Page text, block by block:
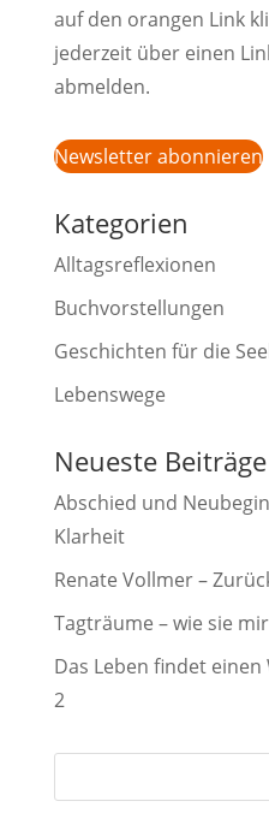
auf den orangen Link
jederzeit über einen
abmelden.
Newsletter abonnieren
Kategorien
Alltagsreflexionen
Buchvorstellungen
Geschichten für die
Lebenswege
Neueste Beiträge
Abschied und
Klarheit
Renate Vollmer –
Tagträume – wie sie
Das Leben findet einen
2